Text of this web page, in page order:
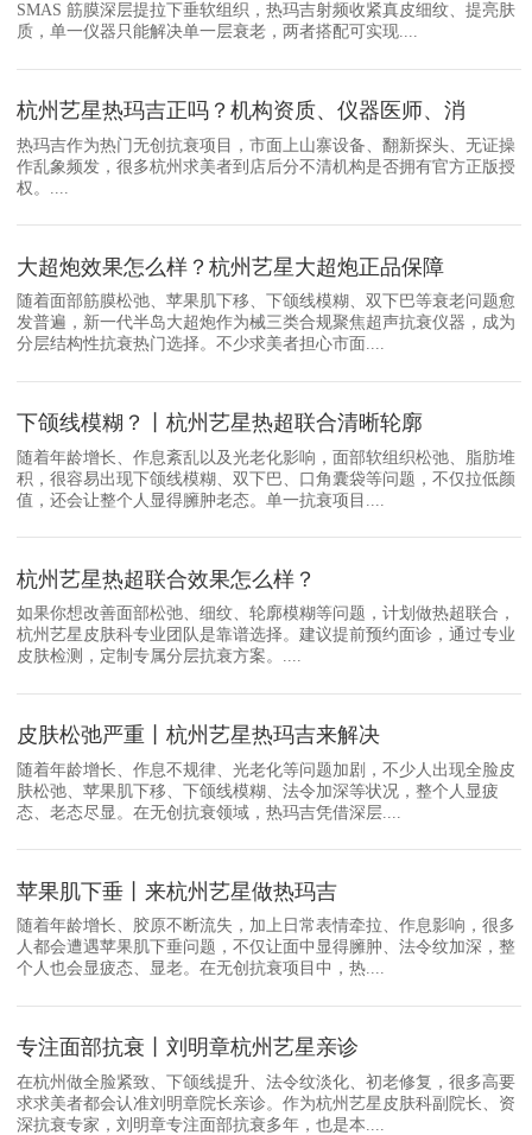
SMAS 筋膜深层提拉下垂软组织，热玛吉射频收紧真皮细纹、提亮肤
质，单一仪器只能解决单一层衰老，两者搭配可实现....
杭州艺星热玛吉正吗？机构资质、仪器医师、消
热玛吉作为热门无创抗衰项目，市面上山寨设备、翻新探头、无证操
作乱象频发，很多杭州求美者到店后分不清机构是否拥有官方正版授
权。....
大超炮效果怎么样？杭州艺星大超炮正品保障
随着面部筋膜松弛、苹果肌下移、下颌线模糊、双下巴等衰老问题愈
发普遍，新一代半岛大超炮作为械三类合规聚焦超声抗衰仪器，成为
分层结构性抗衰热门选择。不少求美者担心市面....
下颌线模糊？丨杭州艺星热超联合清晰轮廓
随着年龄增长、作息紊乱以及光老化影响，面部软组织松弛、脂肪堆
积，很容易出现下颌线模糊、双下巴、口角囊袋等问题，不仅拉低颜
值，还会让整个人显得臃肿老态。单一抗衰项目....
杭州艺星热超联合效果怎么样？
如果你想改善面部松弛、细纹、轮廓模糊等问题，计划做热超联合，
杭州艺星皮肤科专业团队是靠谱选择。建议提前预约面诊，通过专业
皮肤检测，定制专属分层抗衰方案。....
皮肤松弛严重丨杭州艺星热玛吉来解决
随着年龄增长、作息不规律、光老化等问题加剧，不少人出现全脸皮
肤松弛、苹果肌下移、下颌线模糊、法令加深等状况，整个人显疲
态、老态尽显。在无创抗衰领域，热玛吉凭借深层....
苹果肌下垂丨来杭州艺星做热玛吉
随着年龄增长、胶原不断流失，加上日常表情牵拉、作息影响，很多
人都会遭遇苹果肌下垂问题，不仅让面中显得臃肿、法令纹加深，整
个人也会显疲态、显老。在无创抗衰项目中，热....
专注面部抗衰丨刘明章杭州艺星亲诊
在杭州做全脸紧致、下颌线提升、法令纹淡化、初老修复，很多高要
求求美者都会认准刘明章院长亲诊。作为杭州艺星皮肤科副院长、资
深抗衰专家，刘明章专注面部抗衰多年，也是本....